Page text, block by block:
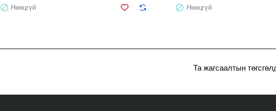
Нөөцгүй Нөөцгүй
Та жагсаалтын